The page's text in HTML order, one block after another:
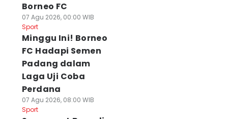
Borneo FC
07 Agu 2026, 00:00 WIB
Sport
Minggu Ini! Borneo
FC Hadapi Semen
Padang dalam
Laga Uji Coba
Perdana
07 Agu 2026, 08:00 WIB
Sport